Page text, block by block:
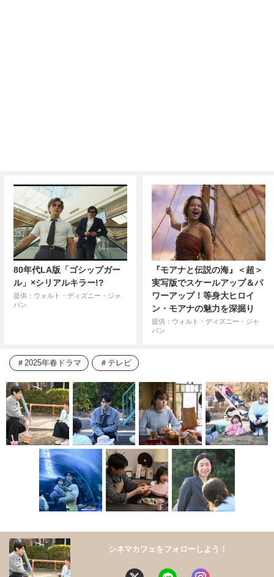
80年代LA版「ゴシップガー
ル」×シリアルキラー!?
提供：ウォルト・ディズニー・ジャ
パン
『モアナと伝説の海』＜超＞
実写版でスケールアップ＆パ
ワーアップ！等身大ヒロイ
ン・モアナの魅力を深掘り
提供：ウォルト・ディズニー・ジャ
パン
2025年春ドラマ テレビ
シネマカフェをフォローしよう！